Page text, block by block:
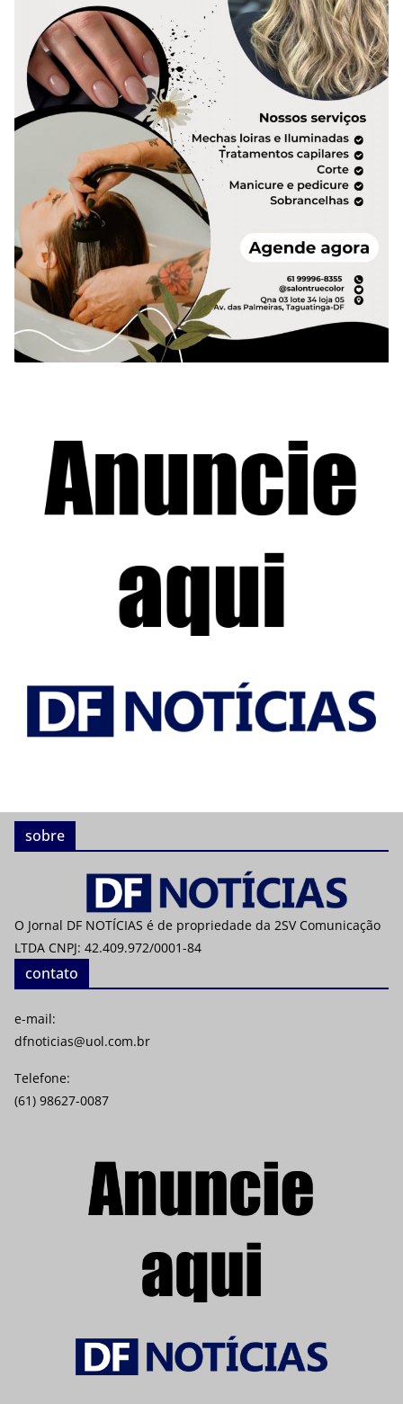
sobre
O Jornal DF NOTÍCIAS é de propriedade da 2SV Comunicação
LTDA CNPJ: 42.409.972/0001-84
contato
e-mail:
dfnoticias@uol.com.br
Telefone:
(61) 98627-0087